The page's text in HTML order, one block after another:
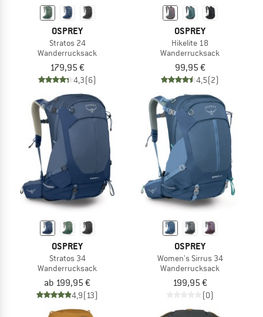
OSPREY
Stratos 24
Wanderrucksack
179,95 €
4,3(6)
OSPREY
Hikelite 18
Wanderrucksack
99,95 €
4,5(2)
OSPREY
Stratos 34
Wanderrucksack
ab 199,95 €
4,9(13)
OSPREY
Women's Sirrus 34
Wanderrucksack
199,95 €
(0)